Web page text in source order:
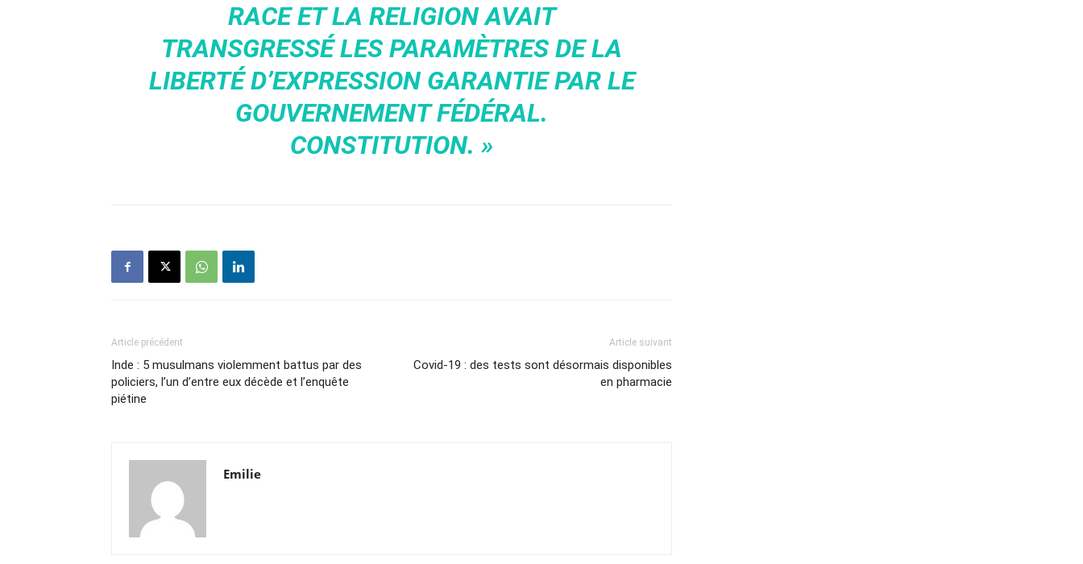
RACE ET LA RELIGION AVAIT
TRANSGRESSÉ LES PARAMÈTRES DE LA
LIBERTÉ D’EXPRESSION GARANTIE PAR LE
GOUVERNEMENT FÉDÉRAL.
CONSTITUTION. »
Article précédent
Inde : 5 musulmans violemment battus par des
policiers, l’un d’entre eux décède et l’enquête
piétine
Article suivant
Covid-19 : des tests sont désormais disponibles
en pharmacie
Emilie